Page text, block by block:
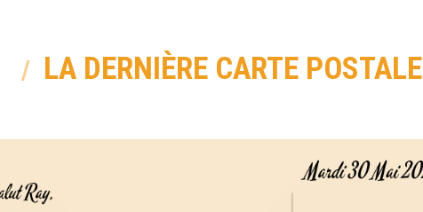
LA DERNIÈRE CARTE POSTALE